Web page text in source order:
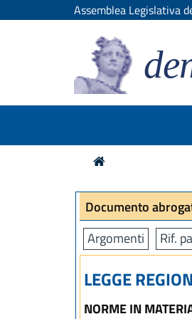
Assemblea Legislativa
Documento
Argomenti
Rif.
LEGGE
NORME IN